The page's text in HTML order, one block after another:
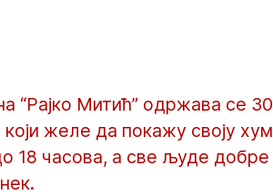
“Рајко Митић” одржава се
желе да покажу своју
18 часова, а све људе